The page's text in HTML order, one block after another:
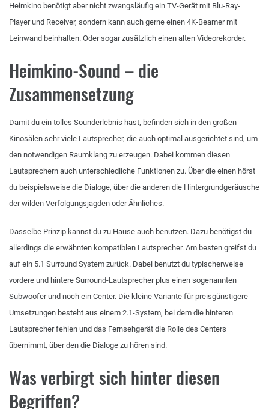
Heimkino benötigt aber nicht zwangsläufig ein TV-Gerät mit Blu-Ray-
Player und Receiver, sondern kann auch gerne einen 4K-Beamer mit
Leinwand beinhalten. Oder sogar zusätzlich einen alten Videorekorder.
Heimkino-Sound – die
Zusammensetzung
Damit du ein tolles Sounderlebnis hast, befinden sich in den großen
Kinosälen sehr viele Lautsprecher, die auch optimal ausgerichtet sind, um
den notwendigen Raumklang zu erzeugen. Dabei kommen diesen
Lautsprechern auch unterschiedliche Funktionen zu. Über die einen hörst
du beispielsweise die Dialoge, über die anderen die Hintergrundgeräusche
der wilden Verfolgungsjagden oder Ähnliches.
Dasselbe Prinzip kannst du zu Hause auch benutzen. Dazu benötigst du
allerdings die erwähnten kompatiblen Lautsprecher. Am besten greifst du
auf ein 5.1 Surround System zurück. Dabei benutzt du typischerweise
vordere und hintere Surround-Lautsprecher plus einen sogenannten
Subwoofer und noch ein Center. Die kleine Variante für preisgünstigere
Umsetzungen besteht aus einem 2.1-System, bei dem die hinteren
Lautsprecher fehlen und das Fernsehgerät die Rolle des Centers
übernimmt, über den die Dialoge zu hören sind.
Was verbirgt sich hinter diesen
Begriffen?